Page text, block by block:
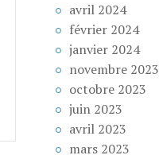
avril 2024
février 2024
janvier 2024
novembre 2023
octobre 2023
juin 2023
avril 2023
mars 2023